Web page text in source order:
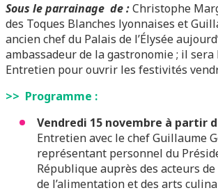
Sous le parrainage de :Christophe
des Toques Blanches lyonnaises et
ancien chef du Palais de l’Élysée
ambassadeur de la gastronomie ; il sera
Entretien pour ouvrir les festivités
>> Programme :
Vendredi 15 novembre à partir
Entretien avec le chef Guillaume
représentant personnel du
République auprès des acteurs
de l’alimentation et des arts